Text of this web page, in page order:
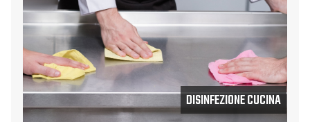
DISINFEZIONE CUCINA